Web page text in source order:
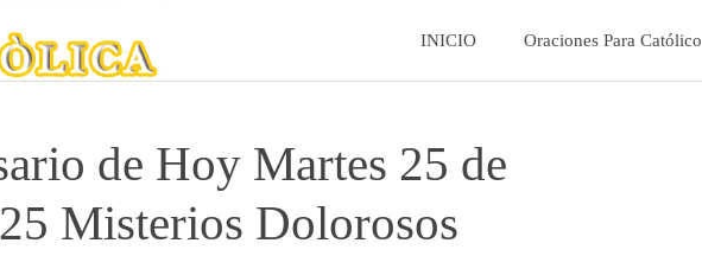
INICIO Oraciones Para Católico
de Hoy Martes 25 de
Misterios Dolorosos